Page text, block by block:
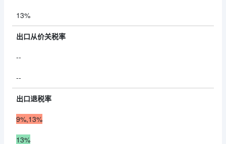
13%
出口从价关税率
--
--
出口退税率
9%,13%
13%